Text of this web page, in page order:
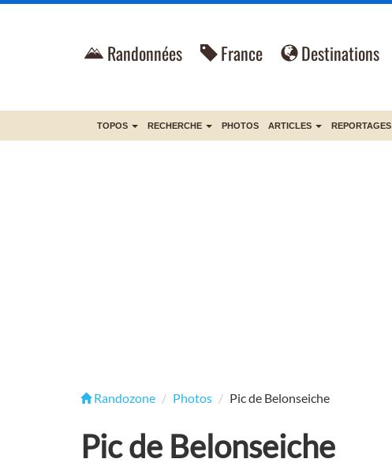
Randonnées France Destinations
TOPOS RECHERCHE PHOTOS ARTICLES REPORTAGES
Randozone Photos Pic de Belonseiche
Pic de Belonseiche